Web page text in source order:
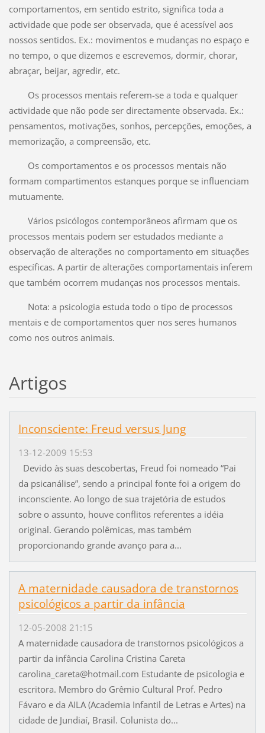
comportamentos, em sentido estrito, significa toda a
actividade que pode ser observada, que é acessível aos
nossos sentidos. Ex.: movimentos e mudanças no espaço e
no tempo, o que dizemos e escrevemos, dormir, chorar,
abraçar, beijar, agredir, etc.
Os processos mentais referem-se a toda e qualquer
actividade que não pode ser directamente observada. Ex.:
pensamentos, motivações, sonhos, percepções, emoções, a
memorização, a compreensão, etc.
Os comportamentos e os processos mentais não
formam compartimentos estanques porque se influenciam
mutuamente.
Vários psicólogos contemporâneos afirmam que os
processos mentais podem ser estudados mediante a
observação de alterações no comportamento em situações
específicas. A partir de alterações comportamentais inferem
que também ocorrem mudanças nos processos mentais.
Nota: a psicologia estuda todo o tipo de processos
mentais e de comportamentos quer nos seres humanos
como nos outros animais.
Artigos
Inconsciente: Freud versus Jung
13-12-2009 15:53
Devido às suas descobertas, Freud foi nomeado “Pai
da psicanálise”, sendo a principal fonte foi a origem do
inconsciente. Ao longo de sua trajetória de estudos
sobre o assunto, houve conflitos referentes a idéia
original. Gerando polêmicas, mas também
proporcionando grande avanço para a...
A maternidade causadora de transtornos
psicológicos a partir da infância
12-05-2008 21:15
A maternidade causadora de transtornos psicológicos a
partir da infância Carolina Cristina Careta
carolina_careta@hotmail.com Estudante de psicologia e
escritora. Membro do Grêmio Cultural Prof. Pedro
Fávaro e da AILA (Academia Infantil de Letras e Artes) na
cidade de Jundiaí, Brasil. Colunista do...